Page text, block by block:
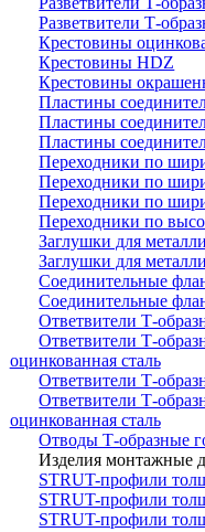
Разветвители Т-
Крестовины
Крестовины HDZ
Крестовины
Пластины
Пластины
Пластины
Переходники по
Переходники по
Переходники по
Переходники по
Заглушки для
Заглушки для
Соединительные
Соединительные
Ответвители Т-
Ответвители Т-
оцинкованная сталь
Ответвители Т-
Ответвители Т-
оцинкованная сталь
Отводы Т-образные
Изделия монтажные
STRUT-профили
STRUT-профили
STRUT-профили